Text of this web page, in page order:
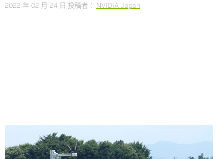
2022 年 02 月 24 日 投稿者： NVIDIA Japan